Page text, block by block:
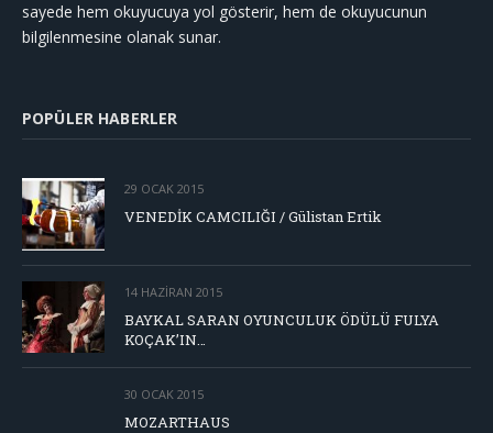
sayede hem okuyucuya yol gösterir, hem de okuyucunun
bilgilenmesine olanak sunar.
POPÜLER HABERLER
29 OCAK 2015
VENEDİK CAMCILIĞI / Gülistan Ertik
14 HAZIRAN 2015
BAYKAL SARAN OYUNCULUK ÖDÜLÜ FULYA
KOÇAK’IN…
30 OCAK 2015
MOZARTHAUS